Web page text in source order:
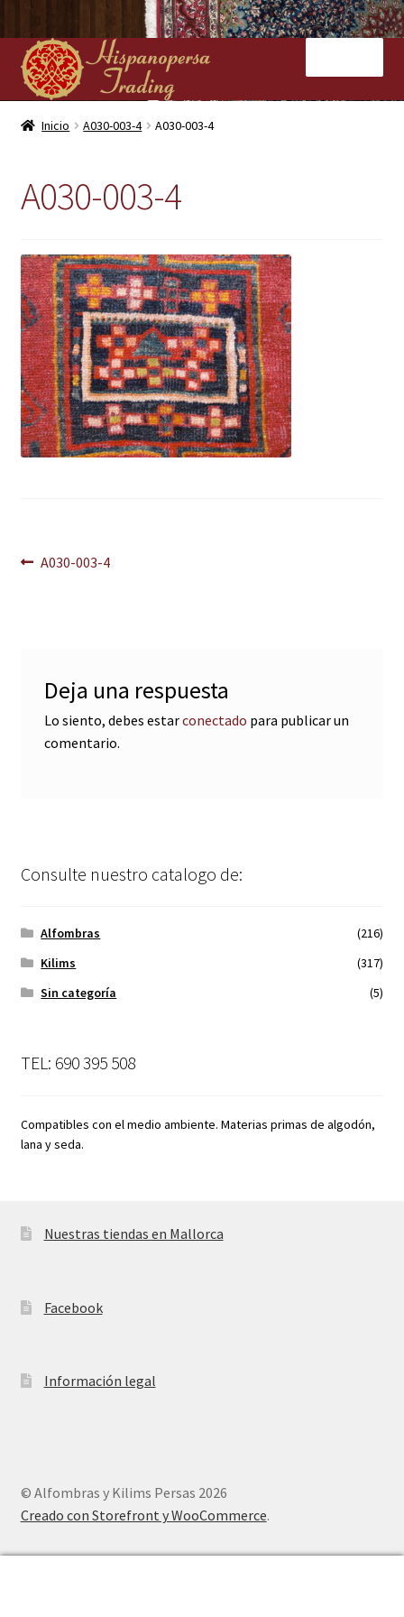
Ir
a
la
navegación
Ir
al
contenido
Inicio
Kilims
Contacto
Inicio A030-003-4 A030-003-4
A030-003-4
Navegación
Anterior:
A030-003-4
Deja una respuesta
Lo siento, debes estarconectado para publicar un
comentario.
Consulte nuestro catalogo de:
Alfombras
(216)
Kilims
(317)
Sin categoría
(5)
TEL: 690 395 508
Compatibles con el medio ambiente. Materias primas de algodón,
lana y seda.
Nuestras tiendas en Mallorca
Facebook
Información legal
© Alfombras y Kilims Persas 2026
Creado con Storefront y WooCommerce.